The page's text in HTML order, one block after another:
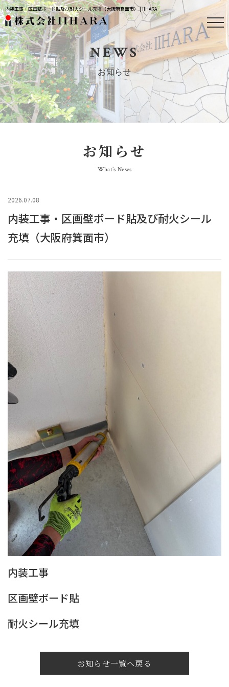
内装工事・区画壁ボード貼及び耐火シール充填（大阪府箕面市） | IIHARA
NEWS
お知らせ
お知らせ
What’s News
2026.07.08
内装工事・区画壁ボード貼及び耐火シール
充填（大阪府箕面市）
内装工事
区画壁ボード貼
耐火シール充填
お知らせ一覧へ戻る